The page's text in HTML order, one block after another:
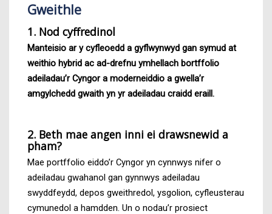
Gweithle
1. Nod cyffredinol
Manteisio ar y cyfleoedd a gyflwynwyd gan symud at
weithio hybrid ac ad-drefnu ymhellach bortffolio
adeiladau’r Cyngor a moderneiddio a gwella’r
amgylchedd gwaith yn yr adeiladau craidd eraill.
2. Beth mae angen inni ei drawsnewid a
pham?
Mae portffolio eiddo’r Cyngor yn cynnwys nifer o
adeiladau gwahanol gan gynnwys adeiladau
swyddfeydd, depos gweithredol, ysgolion, cyfleusterau
cymunedol a hamdden. Un o nodau’r prosiect